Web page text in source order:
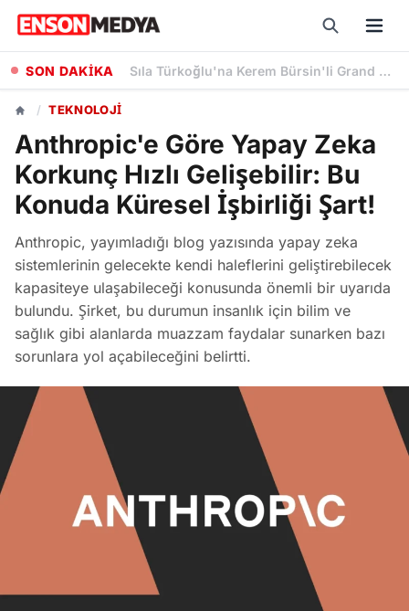
SON DAKİKA Kayseri Büyükşehir Belediyesi, Lavanta Üretimiyle Kent Ekonomisine Katkı Sunuyor
/ TEKNOLOJI
Anthropic'e Göre Yapay Zeka
Korkunç Hızlı Gelişebilir: Bu
Konuda Küresel İşbirliği Şart!
Anthropic, yayımladığı blog yazısında yapay zeka
sistemlerinin gelecekte kendi haleflerini geliştirebilecek
kapasiteye ulaşabileceği konusunda önemli bir uyarıda
bulundu. Şirket, bu durumun insanlık için bilim ve
sağlık gibi alanlarda muazzam faydalar sunarken bazı
sorunlara yol açabileceğini belirtti.